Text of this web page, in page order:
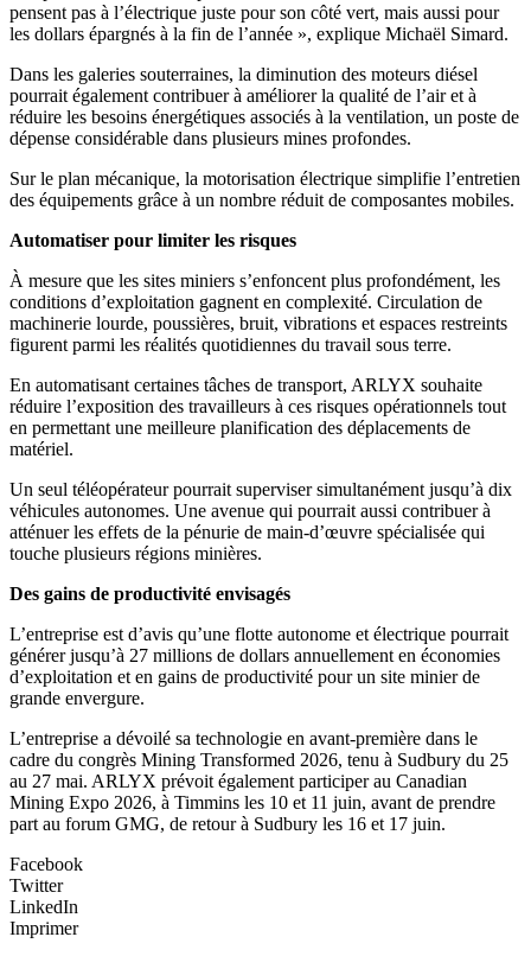
pensent pas à l’électrique juste pour son côté vert, mais aussi pour
les dollars épargnés à la fin de l’année », explique Michaël Simard.
Dans les galeries souterraines, la diminution des moteurs diésel
pourrait également contribuer à améliorer la qualité de l’air et à
réduire les besoins énergétiques associés à la ventilation, un poste de
dépense considérable dans plusieurs mines profondes.
Sur le plan mécanique, la motorisation électrique simplifie l’entretien
des équipements grâce à un nombre réduit de composantes mobiles.
Automatiser pour limiter les risques
À mesure que les sites miniers s’enfoncent plus profondément, les
conditions d’exploitation gagnent en complexité. Circulation de
machinerie lourde, poussières, bruit, vibrations et espaces restreints
figurent parmi les réalités quotidiennes du travail sous terre.
En automatisant certaines tâches de transport, ARLYX souhaite
réduire l’exposition des travailleurs à ces risques opérationnels tout
en permettant une meilleure planification des déplacements de
matériel.
Un seul téléopérateur pourrait superviser simultanément jusqu’à dix
véhicules autonomes. Une avenue qui pourrait aussi contribuer à
atténuer les effets de la pénurie de main-d’œuvre spécialisée qui
touche plusieurs régions minières.
Des gains de productivité envisagés
L’entreprise est d’avis qu’une flotte autonome et électrique pourrait
générer jusqu’à 27 millions de dollars annuellement en économies
d’exploitation et en gains de productivité pour un site minier de
grande envergure.
L’entreprise a dévoilé sa technologie en avant-première dans le
cadre du congrès Mining Transformed 2026, tenu à Sudbury du 25
au 27 mai. ARLYX prévoit également participer au Canadian
Mining Expo 2026, à Timmins les 10 et 11 juin, avant de prendre
part au forum GMG, de retour à Sudbury les 16 et 17 juin.
Facebook
Twitter
LinkedIn
Imprimer